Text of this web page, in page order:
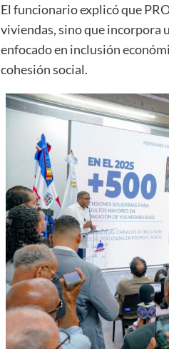
El funcionario explicó que
viviendas, sino que incorpora
enfocado en inclusión
cohesión social.